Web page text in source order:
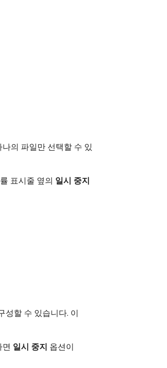
의 파일만 선택할 수 있
표시줄 옆의 일시 중지
성할 수 있습니다. 이
면 일시 중지 옵션이